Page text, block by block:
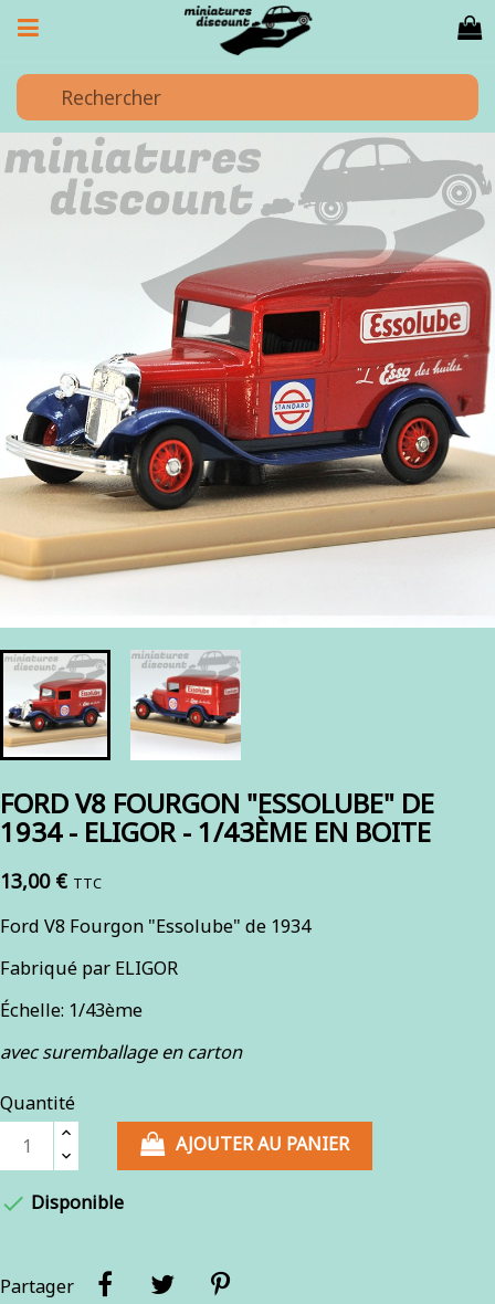
FORD V8 FOURGON "ESSOLUBE" DE
1934 - ELIGOR - 1/43ÈME EN BOITE
13,00 € TTC
Ford V8 Fourgon "Essolube" de 1934
Fabriqué par ELIGOR
Échelle: 1/43ème
avec suremballage en carton
Quantité
AJOUTER AU PANIER
 Disponible
Partager